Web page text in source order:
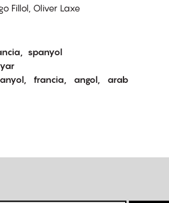
Fillol, Oliver Laxe
spanyol
francia angol arab